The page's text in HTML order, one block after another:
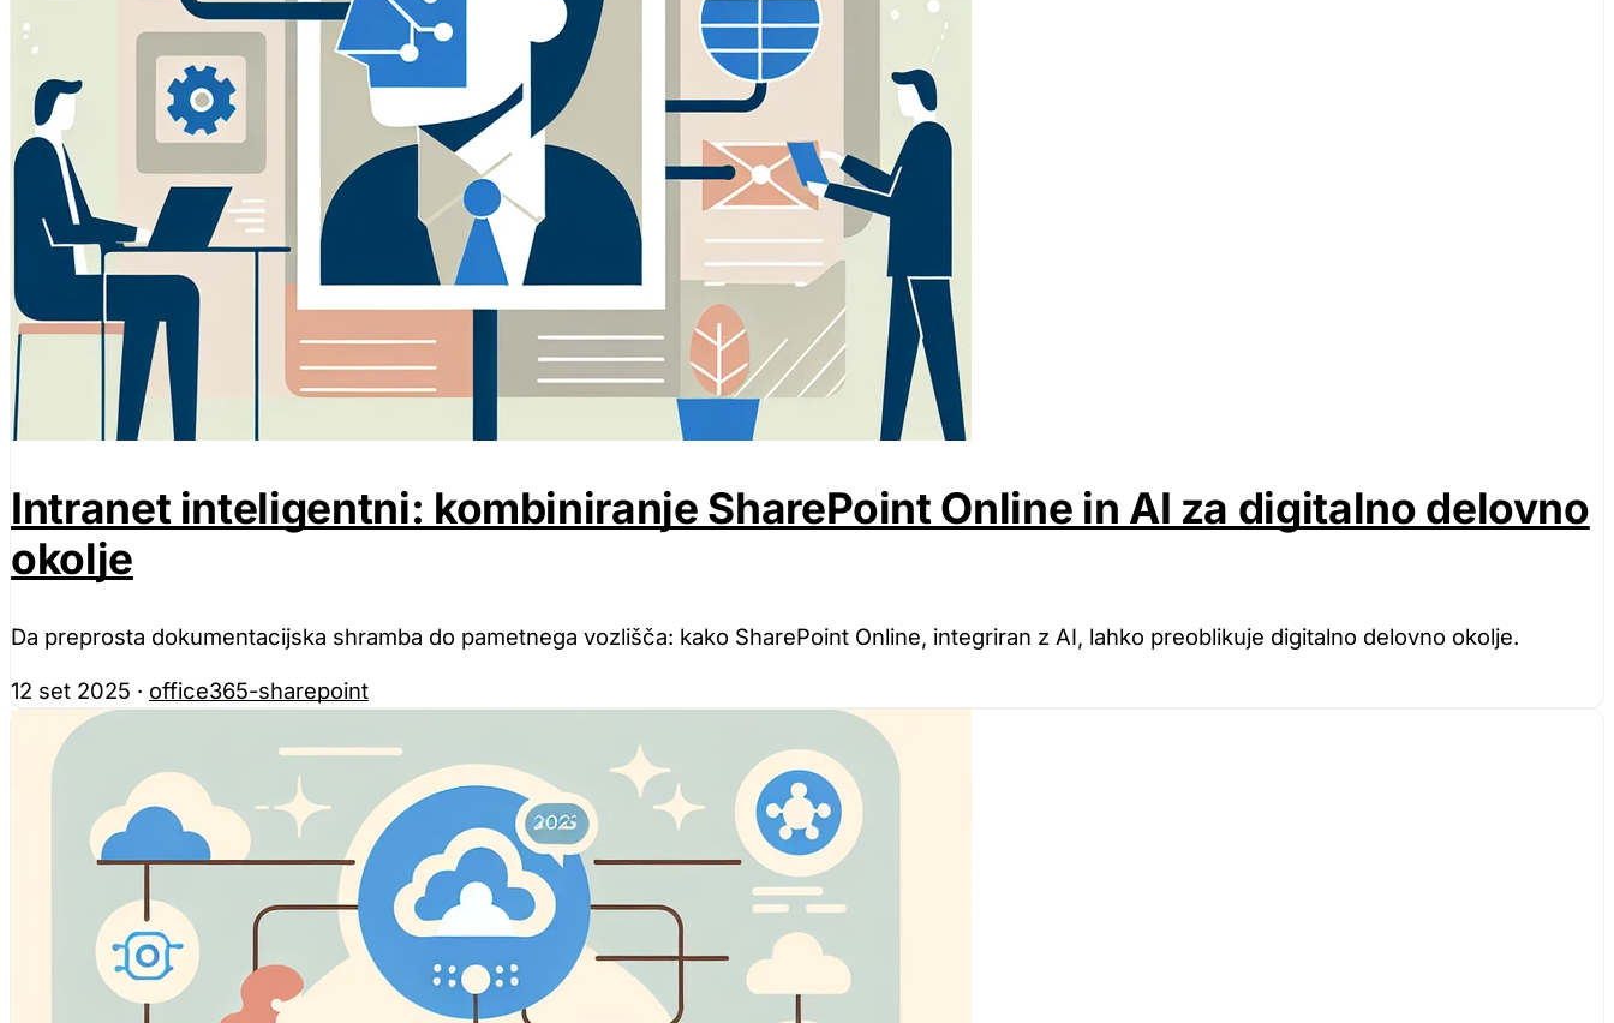
Intranet inteligentni: kombiniranje SharePoint Online in AI za digitalno delovno
okolje
Da preprosta dokumentacijska shramba do pametnega vozlišča: kako SharePoint Online, integriran z AI, lahko preoblikuje digitalno delovno okolje.
12 set 2025 · office365-sharepoint